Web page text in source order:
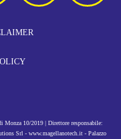
10/2019 | Direttore responsabile:
Srl - www.magellanotech.it - Palazzo